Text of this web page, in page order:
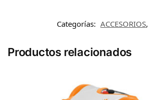
Categorías: ACCESORIOS,
Productos relacionados